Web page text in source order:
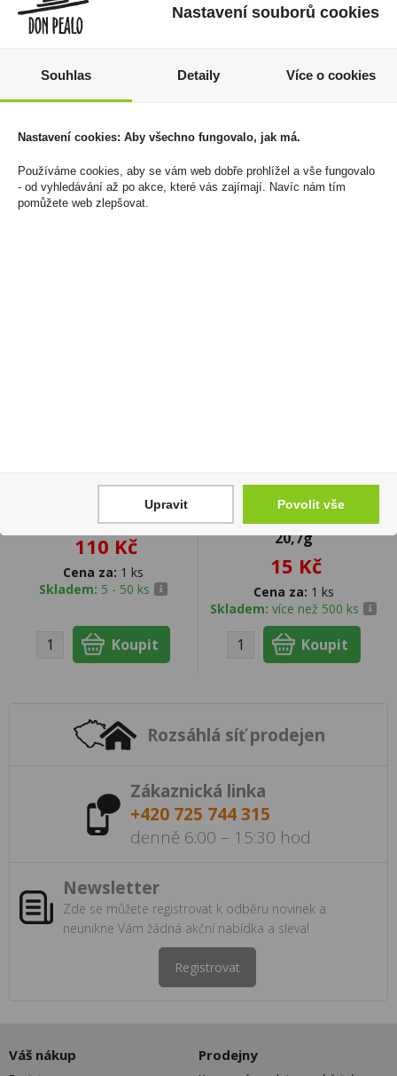
Bohemia Sekt Rosé Brut
149 Kč
Cena za:1 ks
Doutníky Oliva Serie O
150 Kč
Rosé 0,75l Víno Motýl
110 Kč
Cena za: 1 ks
Skladem: 5 - 50 ks
Kinder Happy Hippo
20,7g
15 Kč
Cena za: 1 ks
Skladem: více než 500 ks
Rozsáhlá síť prodejen
Zákaznická linka
+420 725 744 315
denně 6:00 – 15:30 hod
Newsletter
Zde se můžete registrovat k odběru novinek a
neunikne Vám žádná akční nabídka a sleva!
Registrovat
Váš nákup Prodejny
Nastavení souborů cookies
Souhlas Detaily Více o cookies
Nastavení cookies: Aby všechno fungovalo, jak má.
Používáme cookies, aby se vám web dobře prohlížel a vše fungovalo
- od vyhledávání až po akce, které vás zajímají. Navíc nám tím
pomůžete web zlepšovat.
Upravit Povolit vše